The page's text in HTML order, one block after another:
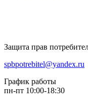
Защита прав
spbpotrebitel@yandex.ru
График работы
пн-пт 10:00-18:30